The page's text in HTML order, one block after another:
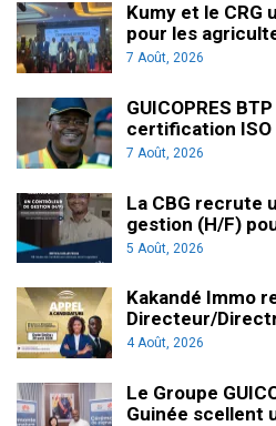
Kumy et le
pour les
7 Août, 2026
GUICOPRES
certification
7 Août, 2026
La CBG recrute
gestion (H/F)
5 Août, 2026
Kakandé Immo
Directeur/
4 Août, 2026
Le Groupe
Guinée scellent